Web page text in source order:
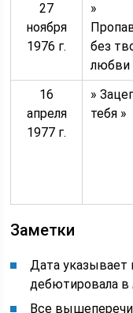
27
ноября
1976 г.
»
без
любви
16
апреля
1977 г.
»
тебя »
Заметки
Дата указывает
дебютировала в
Все